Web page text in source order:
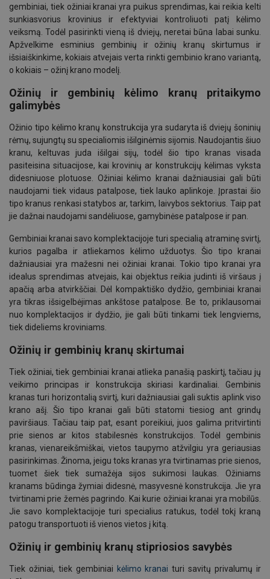
gembiniai, tiek ožiniai kranai yra puikus sprendimas, kai reikia kelti
sunkiasvorius krovinius ir efektyviai kontroliuoti patį kėlimo
veiksmą. Todėl pasirinkti vieną iš dviejų, neretai būna labai sunku.
Apžvelkime esminius gembinių ir ožinių kranų skirtumus ir
išsiaiškinkime, kokiais atvejais verta rinkti gembinio krano variantą,
o kokiais – ožinį krano modelį.
Ožinių ir gembinių kėlimo kranų pritaikymo
galimybės
Ožinio tipo kėlimo kranų konstrukcija yra sudaryta iš dviejų šoninių
rėmų, sujungtų su specialiomis išilginėmis sijomis. Naudojantis šiuo
kranu, keltuvas juda išilgai sijų, todėl šio tipo kranas visada
pasiteisina situacijose, kai krovinių ar konstrukcijų kėlimas vyksta
didesniuose plotuose. Ožiniai kėlimo kranai dažniausiai gali būti
naudojami tiek vidaus patalpose, tiek lauko aplinkoje. Įprastai šio
tipo kranus renkasi statybos ar, tarkim, laivybos sektorius. Taip pat
jie dažnai naudojami sandėliuose, gamybinėse patalpose ir pan.
Gembiniai kranai savo komplektacijoje turi specialią atraminę svirtį,
kurios pagalba ir atliekamos kėlimo užduotys. Šio tipo kranai
dažniausiai yra mažesni nei ožiniai kranai. Tokio tipo kranai yra
idealus sprendimas atvejais, kai objektus reikia judinti iš viršaus į
apačią arba atvirkščiai. Dėl kompaktiško dydžio, gembiniai kranai
yra tikras išsigelbėjimas ankštose patalpose. Be to, priklausomai
nuo komplektacijos ir dydžio, jie gali būti tinkami tiek lengviems,
tiek dideliems kroviniams.
Ožinių ir gembinių kranų skirtumai
Tiek ožiniai, tiek gembiniai kranai atlieka panašią paskirtį, tačiau jų
veikimo principas ir konstrukcija skiriasi kardinaliai. Gembinis
kranas turi horizontalią svirtį, kuri dažniausiai gali suktis aplink viso
krano ašį. Šio tipo kranai gali būti statomi tiesiog ant grindų
paviršiaus. Tačiau taip pat, esant poreikiui, juos galima pritvirtinti
prie sienos ar kitos stabilesnės konstrukcijos. Todėl gembinis
kranas, vienareikšmiškai, vietos taupymo atžvilgiu yra geriausias
pasirinkimas. Žinoma, jeigu toks kranas yra tvirtinamas prie sienos,
tuomet šiek tiek sumažėja sijos sukimosi laukas. Ožiniams
kranams būdinga žymiai didesnė, masyvesnė konstrukcija. Jie yra
tvirtinami prie žemės pagrindo. Kai kurie ožiniai kranai yra mobilūs.
Jie savo komplektacijoje turi specialius ratukus, todėl tokį kraną
patogu transportuoti iš vienos vietos į kitą.
Ožinių ir gembinių kranų stipriosios savybės
Tiek ožiniai, tiek gembiniai kėlimo kranai turi savitų privalumų ir